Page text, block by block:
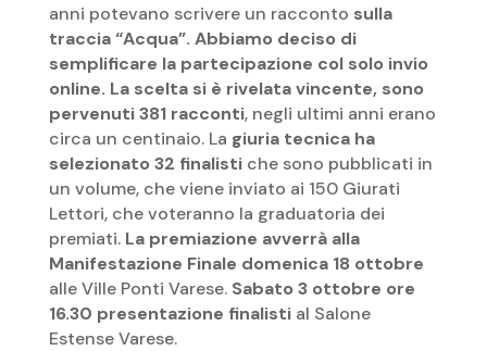
anni potevano scrivere un racconto sulla
traccia “Acqua”. Abbiamo deciso di
semplificare la partecipazione col solo invio
online. La scelta si è rivelata vincente, sono
pervenuti 381 racconti, negli ultimi anni erano
circa un centinaio. La giuria tecnica ha
selezionato 32 finalistiche sono pubblicati in
un volume, che viene inviato ai 150 Giurati
Lettori, che voteranno la graduatoria dei
premiati.La premiazione avverrà alla
Manifestazione Finale domenica 18 ottobre
alle Ville Ponti Varese. Sabato 3 ottobre ore
16.30 presentazione finalistial Salone
Estense Varese.